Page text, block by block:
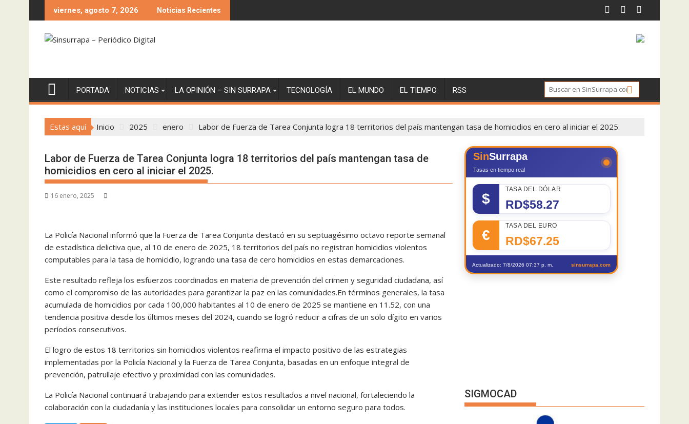
al
viernes, agosto 7, 2026 Noticias Recientes
PORTADA NOTICIAS LA OPINIÓN – SIN SURRAPA TECNOLOGÍA EL MUNDO EL TIEMPO RSS
Estas aquí Inicio 2025 enero Labor de Fuerza de Tarea Conjunta logra 18 territorios del país mantengan tasa de homicidios en cero al iniciar el 2025.
Labor de Fuerza de Tarea Conjunta logra 18 territorios del país mantengan tasa de
homicidios en cero al iniciar el 2025.
16 enero, 2025
La Policía Nacional informó que la Fuerza de Tarea Conjunta destacó en su septuagésimo octavo reporte semanal
de estadística delictiva que, al 10 de enero de 2025, 18 territorios del país no registran homicidios violentos
computables para la tasa de homicidio, logrando una tasa de cero homicidios en estas demarcaciones.
Este resultado refleja los esfuerzos coordinados en materia de prevención del crimen y seguridad ciudadana, así
como el compromiso de las autoridades para garantizar la paz en las comunidades.En términos generales, la tasa
acumulada de homicidios por cada 100,000 habitantes al 10 de enero de 2025 se mantiene en 11.52, con una
tendencia positiva desde los últimos meses del 2024, cuando se logró reducir a cifras de un solo dígito en varios
períodos consecutivos.
El logro de estos 18 territorios sin homicidios violentos reafirma el impacto positivo de las estrategias
implementadas por la Policía Nacional y la Fuerza de Tarea Conjunta, basadas en un enfoque integral de
prevención, patrullaje efectivo y proximidad con las comunidades.
La Policía Nacional continuará trabajando para extender estos resultados a nivel nacional, fortaleciendo la
colaboración con la ciudadanía y las instituciones locales para consolidar un entorno seguro para todos.
SinSurrapa
Tasas en tiempo real
$
TASA DEL DÓLAR
RD$58.27
€
TASA DEL EURO
RD$67.25
Actualizado: 7/8/2026 07:37 p. m. sinsurrapa.com
SIGMOCAD